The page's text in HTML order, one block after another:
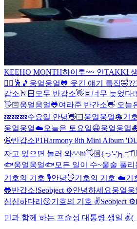
KEEHO MONTH하이루~~ 인TAKKI
❤️‍🔥🕺🎵 웅얼웅얼🐸 웃긴 얘기 특집🤣
갑소🤘🏻 모두 반갑소👋🏻너무 늦었다!
👋🏻웅얼웅얼🐸여라준 반간소👋 오늘
💤💤💤수요일 안녕👋🏻웅얼웅얼🐙기
웅얼웅얼☁️오늘은 토요일😀웅얼웅얼
🤪반갑소P1Harmony 8th Mini Album
자고 있으면 놀러 와^^hi👋🏻(っ'-')╮=͟͞
🐟웅얼웅얼🐟 모든 일이 수~울술 풀
기호의 기호 🎙️안녕👋기호의 기호 ☁️기
🐸반갑소!Seobject ⚙️안녕하세요웅얼웅
심심하다리😗기호의 기호 ✌️Seobject ⚙️
민과 함께 하는 프슌성 대통령 생일